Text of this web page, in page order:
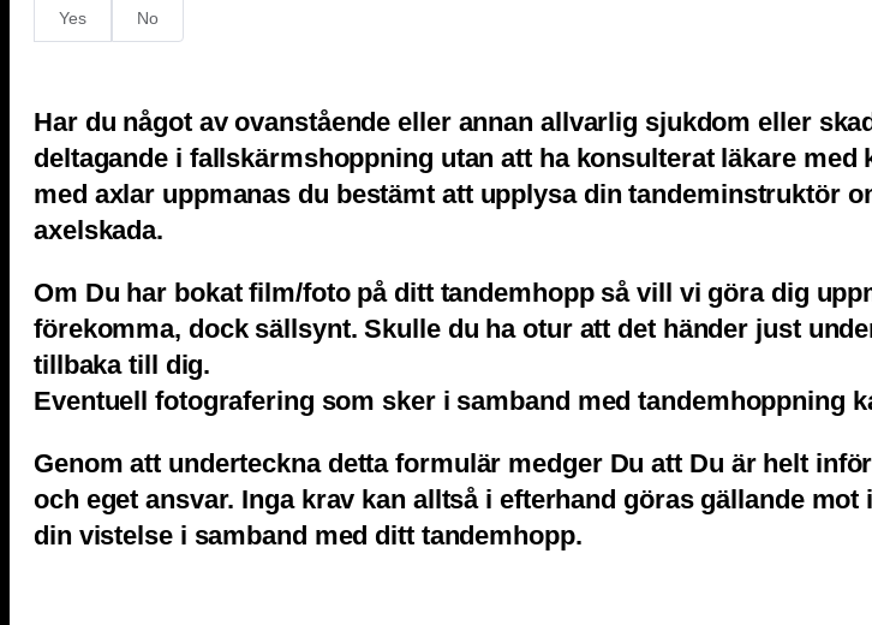
Yes No
Har du något av ovanstående eller annan allvarlig sjukdom eller
deltagande i fallskärmshoppning utan att ha konsulterat läkare
med axlar uppmanas du bestämt att upplysa din tandeminstruktör
axelskada.
Om Du har bokat film/foto på ditt tandemhopp så vill vi göra dig
förekomma, dock sällsynt. Skulle du ha otur att det händer just
tillbaka till dig.
Eventuell fotografering som sker i samband med tandemhoppning
Genom att underteckna detta formulär medger Du att Du är helt
och eget ansvar. Inga krav kan alltså i efterhand göras gällande
din vistelse i samband med ditt tandemhopp.